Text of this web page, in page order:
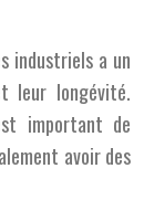
industriels a un
leur longévité.
important de
avoir des